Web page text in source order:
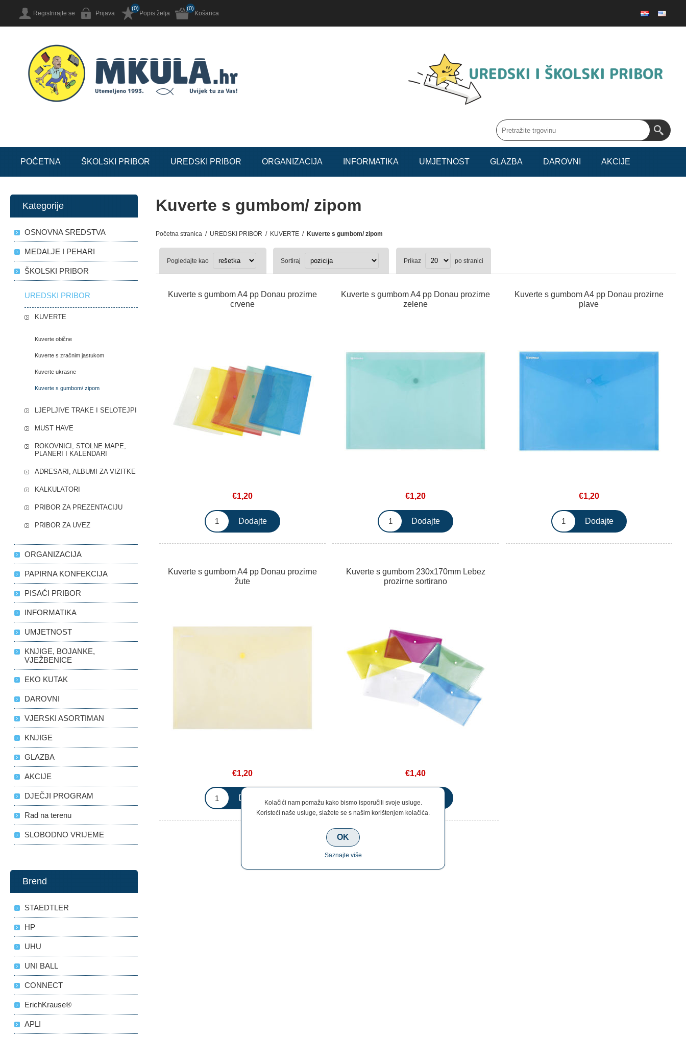
Registrirajte se Prijava Popis želja
(0)
Košarica
(0)
POČETNA ŠKOLSKI PRIBOR UREDSKI PRIBOR ORGANIZACIJA INFORMATIKA UMJETNOST GLAZBA DAROVNI AKCIJE
Kuverte s gumbom/ zipom
Početna stranica / UREDSKI PRIBOR / KUVERTE / Kuverte s gumbom/ zipom
Pogledajte kao Sortiraj Prikaz po stranici
Kuverte s gumbom A4 pp Donau prozirne
crvene
€1,20
Kuverte s gumbom A4 pp Donau prozirne
zelene
€1,20
Kuverte s gumbom A4 pp Donau prozirne
plave
€1,20
Kuverte s gumbom A4 pp Donau prozirne
žute
€1,20
Kuverte s gumbom 230x170mm Lebez
prozirne sortirano
€1,40
Kategorije
OSNOVNA SREDSTVA
MEDALJE I PEHARI
ŠKOLSKI PRIBOR
UREDSKI PRIBOR
KUVERTE
Kuverte obične
Kuverte s zračnim jastukom
Kuverte ukrasne
Kuverte s gumbom/ zipom
LJEPLJIVE TRAKE I SELOTEJPI
MUST HAVE
ROKOVNICI, STOLNE MAPE,
PLANERI I KALENDARI
ADRESARI, ALBUMI ZA VIZITKE
KALKULATORI
PRIBOR ZA PREZENTACIJU
PRIBOR ZA UVEZ
ORGANIZACIJA
PAPIRNA KONFEKCIJA
PISAĆI PRIBOR
INFORMATIKA
UMJETNOST
KNJIGE, BOJANKE,
VJEŽBENICE
EKO KUTAK
DAROVNI
VJERSKI ASORTIMAN
KNJIGE
GLAZBA
AKCIJE
DJEČJI PROGRAM
Rad na terenu
SLOBODNO VRIJEME
Brend
STAEDTLER
HP
UHU
UNI BALL
CONNECT
ErichKrause®
APLI
Kolačići nam pomažu kako bismo isporučili svoje usluge.
Koristeći naše usluge, slažete se s našim korištenjem kolačića.
OK
Saznajte više